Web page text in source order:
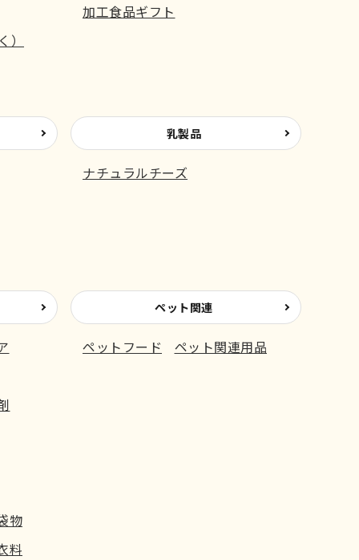
加工食品ギフト
乳製品
ナチュラルチーズ
物
料
ペット関連
ペットフード ペット関連用品